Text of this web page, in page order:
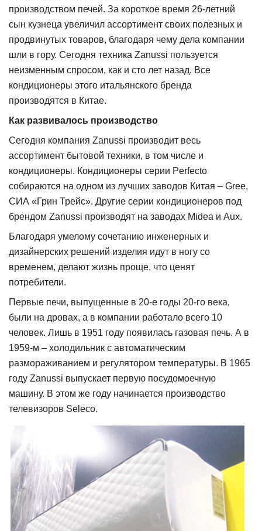
производством печей. За короткое время 26-летний
сын кузнеца увеличил ассортимент своих полезных и
продвинутых товаров, благодаря чему дела компании
шли в гору. Сегодня техника Zanussi пользуется
неизменным спросом, как и сто лет назад. Все
кондиционеры этого итальянского бренда
производятся в Китае.
Как развивалось производство
Сегодня компания Zanussi производит весь
ассортимент бытовой техники, в том числе и
кондиционеры. Кондиционеры серии Perfecto
собираются на одном из лучших заводов Китая – Gree,
СИА «Грин Трейс». Другие серии кондиционеров под
брендом Zanussi производят на заводах Midea и Aux.
Благодаря умелому сочетанию инженерных и
дизайнерских решений изделия идут в ногу со
временем, делают жизнь проще, что ценят
потребители.
Первые печи, выпущенные в 20-е годы 20-го века,
были на дровах, а в компании работало всего 10
человек. Лишь в 1951 году появилась газовая печь. А в
1959-м – холодильник с автоматическим
размораживанием и регулятором температуры. В 1965
году Zanussi выпускает первую посудомоечную
машину. В этом же году начинается производство
телевизоров Sеleco.